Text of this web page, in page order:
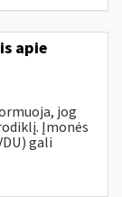
apie
jog
Įmonės
gali